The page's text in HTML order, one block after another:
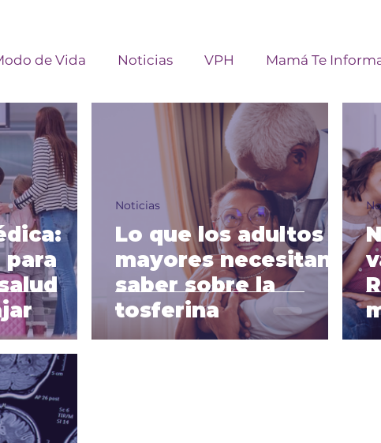
de Vida Noticias VPH Mamá Te
Estoy Contigo
Lo que los adultos
mayores necesitan
saber sobre la
tosferina
Noticias